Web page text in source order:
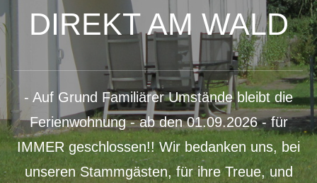
DIREKT AM WALD
- Auf Grund Familiärer Umstände bleibt die
Ferienwohnung - ab den 01.09.2026 - für
IMMER geschlossen!! Wir bedanken uns, bei
unseren Stammgästen, für ihre Treue, und